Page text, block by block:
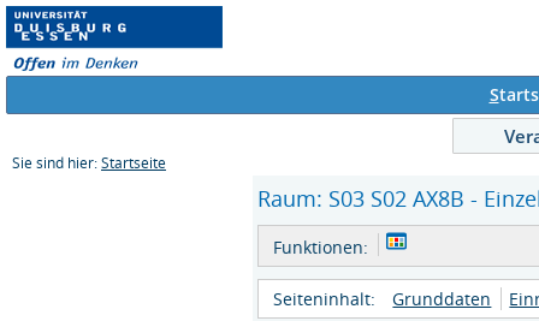
S
Sie sind hier: Startseite
Raum: S03 S02 AX8B -
Funktionen:
Seiteninhalt: Grunddaten